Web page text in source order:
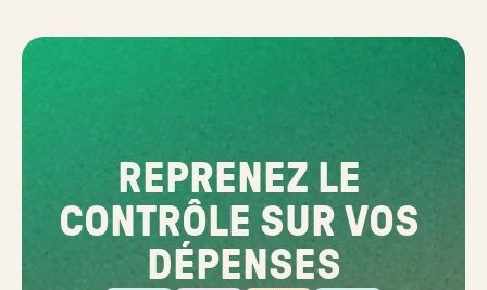
REPRENEZ LE
CONTRÔLE SUR VOS
DÉPENSES